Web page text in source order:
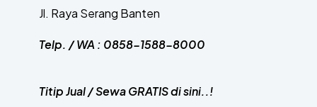
Jl. Raya Serang Banten
Telp. / WA : 0858-1588-8000
Titip Jual / Sewa GRATIS di sini..!